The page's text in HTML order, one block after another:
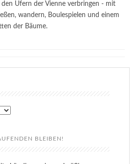
Ufern der Vienne verbringen - mit
wandern, Boulespielen und einem
der Bäume.
BLEIBEN!